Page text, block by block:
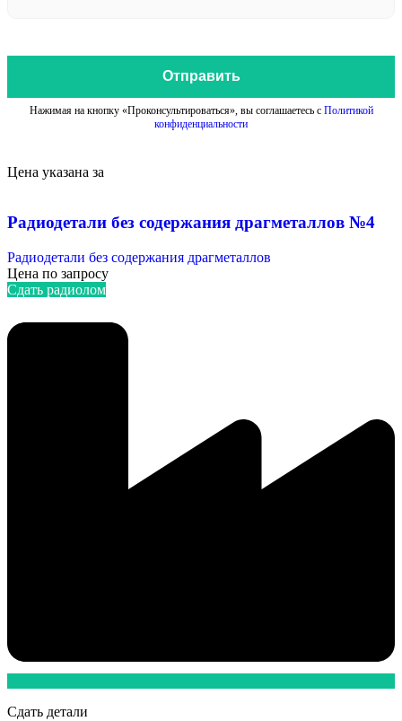
Отправить
Нажимая на кнопку «Проконсультироваться», вы соглашаетесь с Политикой
конфиденциальности
Цена указана за
Радиодетали без содержания драгметаллов №4
Радиодетали без содержания драгметаллов
Цена по запросу
Сдать радиолом
Сдать детали